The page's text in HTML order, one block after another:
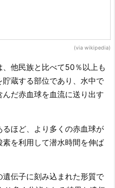
(via wikipedia)
他民族と比べて50％以上も
蔵する部位であり、水中で
だ赤血球を血流に送り出す
ほど、より多くの赤血球が
を利用して潜水時間を伸ば
伝子に刻み込まれた形質で